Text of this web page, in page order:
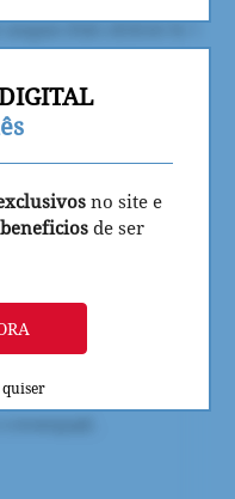
no site e
de ser
quiser